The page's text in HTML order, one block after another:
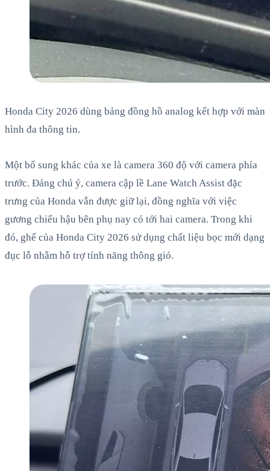
Honda City 2026 dùng bảng đồng hồ analog kết hợp với màn
hình đa thông tin.
Một bổ sung khác của xe là camera 360 độ với camera phía
trước. Đáng chú ý, camera cập lề Lane Watch Assist đặc
trưng của Honda vẫn được giữ lại, đồng nghĩa với việc
gương chiếu hậu bên phụ nay có tới hai camera. Trong khi
đó, ghế của Honda City 2026 sử dụng chất liệu bọc mới dạng
đục lỗ nhằm hỗ trợ tính năng thông gió.